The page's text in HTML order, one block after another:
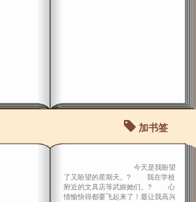
加书签
今天是我盼望
了又盼望的星期天。? 我在学校
附近的文具店等武姬她们。? 心
情愉快得都要飞起来了！最让我高兴